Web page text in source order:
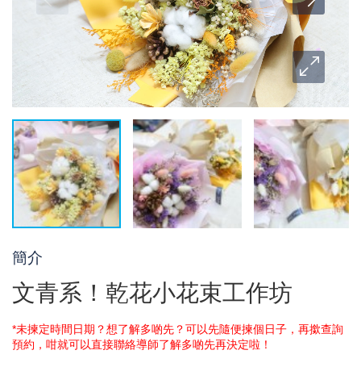
簡介
文青系！乾花小花束工作坊
*未揀定時間日期？想了解多啲先？可以先隨便揀個日子，再撳查詢
預約，咁就可以直接聯絡導師了解多啲先再決定啦！